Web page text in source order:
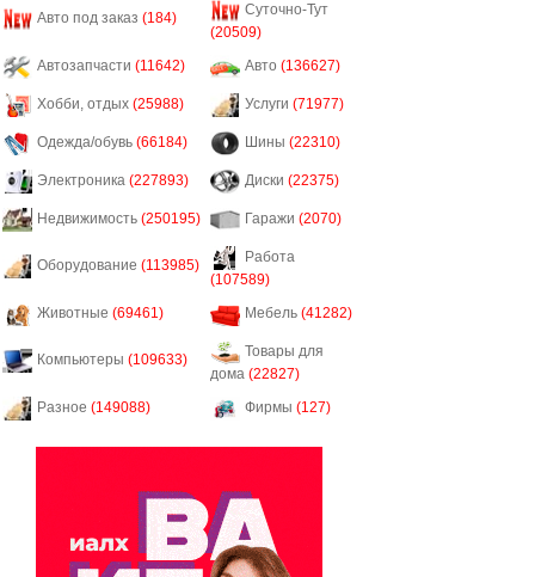
Авто под заказ (184)
Суточно-Тут
(20509)
Автозапчасти (11642) Авто (136627)
Хобби, отдых (25988) Услуги (71977)
Одежда/обувь (66184) Шины (22310)
Электроника (227893) Диски (22375)
Недвижимость (250195) Гаражи (2070)
Оборудование (113985)
Работа
(107589)
Животные (69461) Мебель (41282)
Компьютеры (109633)
Товары для
дома (22827)
Разное (149088) Фирмы (127)